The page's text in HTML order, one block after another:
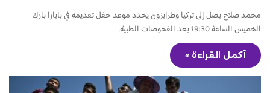
محمد صلاح يصل إلى تركيا وطرابزون يحدد موعد حفل تقديمه في بابارا بارك
الخميس الساعة 19:30 بعد الفحوصات الطبية.
أكمل القراءة »